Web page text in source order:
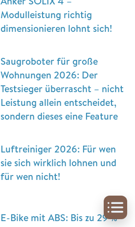
Modulleistung richtig
dimensionieren lohnt sich!
Saugroboter für große
Wohnungen 2026: Der
Testsieger überrascht – nicht
Leistung allein entscheidet,
sondern dieses eine Feature
Luftreiniger 2026: Für wen
sie sich wirklich lohnen und
für wen nicht!
E-Bike mit ABS: Bis zu 29 %